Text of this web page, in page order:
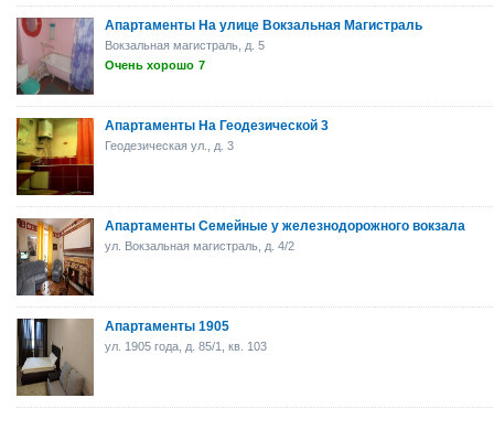
Апартаменты На улице Вокзальная Магистраль
Вокзальная магистраль, д. 5
Очень хорошо 7
Апартаменты На Геодезической 3
Геодезическая ул., д. 3
Апартаменты Семейные у железнодорожного вокзала
ул. Вокзальная магистраль, д. 4/2
Апартаменты 1905
ул. 1905 года, д. 85/1, кв. 103